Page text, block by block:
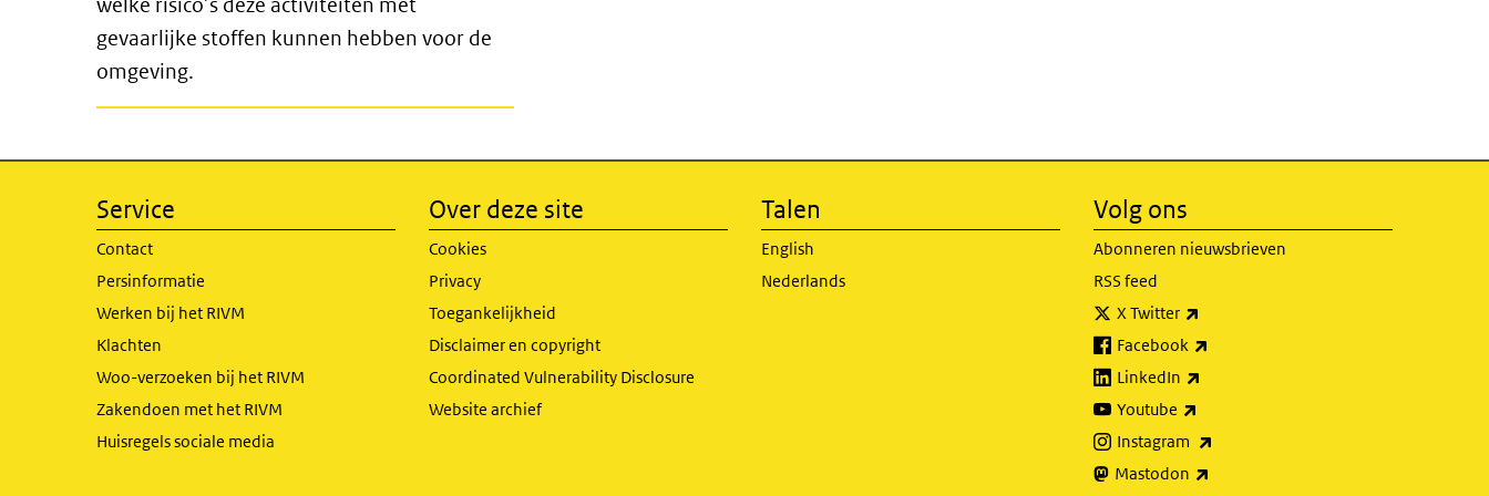
gevaarlijke stoffen kunnen hebben voor de
omgeving.
Service
Contact
Persinformatie
Werken bij het RIVM
Klachten
Woo-verzoeken bij het RIVM
Zakendoen met het RIVM
Huisregels sociale media
Over deze site
Cookies
Privacy
Toegankelijkheid
Disclaimer en copyright
Coordinated Vulnerability Disclosure
Website archief
Talen
English
Nederlands
Volg ons
Abonneren nieuwsbrieven
RSS feed
X Twitter
Facebook
LinkedIn
Youtube
Instagram
Mastodon